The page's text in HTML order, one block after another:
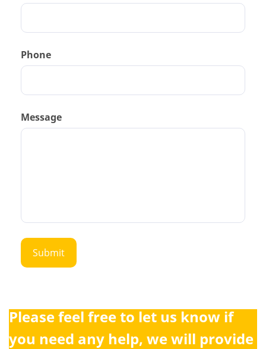
Phone
Message
Please feel free to let us know if
you need any help, we will provide